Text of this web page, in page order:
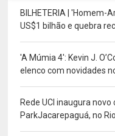
BILHETERIA | 'Homem-
US$1 bilhão e quebra
'A Múmia 4': Kevin J.
elenco com novidades
Rede UCI inaugura
ParkJacarepaguá, no